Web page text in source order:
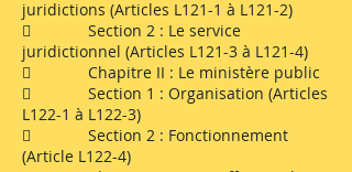
juridictions (Articles L121-1 à L121-2)
 Section 2 : Le service
juridictionnel (Articles L121-3 à L121-4)
 Chapitre II : Le ministère public
 Section 1 : Organisation (Articles
L122-1 à L122-3)
 Section 2 : Fonctionnement
(Article L122-4)